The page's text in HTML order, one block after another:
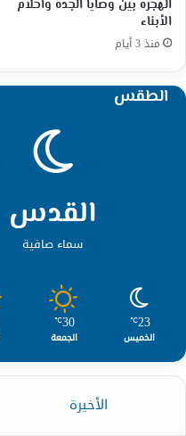
الهجرة بين وصايا الجدة وأحلام
الأبناء
منذ 3 أيام
الطقس
القدس
سماء صافية
23
℃
الخميس
30
℃
الجمعة
الأخيرة